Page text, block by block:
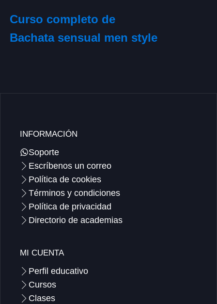
Curso completo de
Bachata sensual men style
INFORMACIÓN
Soporte
Escríbenos un correo
Política de cookies
Términos y condiciones
Política de privacidad
Directorio de academias
MI CUENTA
Perfil educativo
Cursos
Clases